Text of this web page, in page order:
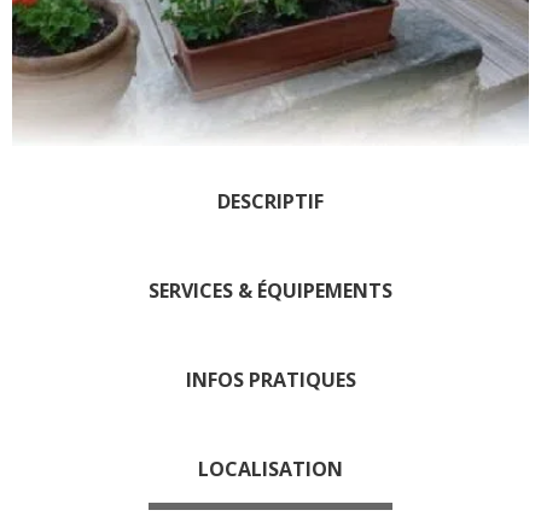
Les visites accompagnées
L'espace Georges Rouquier
à Goutrens
Nos Campagnes Autrefois à
Goutrens
La gastronomie
Recettes et produits locaux
DESCRIPTIF
SERVICES & ÉQUIPEMENTS
INFOS PRATIQUES
LOCALISATION